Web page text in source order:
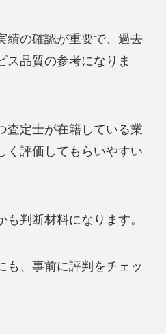
績の確認が重要で、過去
ス品質の参考になりま
査定士が在籍している業
く評価してもらいやすい
判断材料になります。
も、事前に評判をチェッ